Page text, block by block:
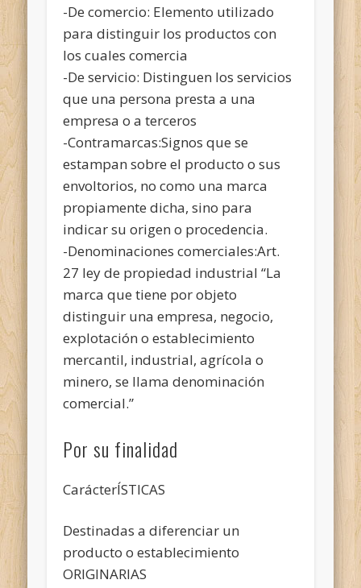
-De comercio: Elemento utilizado
para distinguir los productos con
los cuales comercia
-De servicio: Distinguen los servicios
que una persona presta a una
empresa o a terceros
-Contramarcas:Signos que se
estampan sobre el producto o sus
envoltorios, no como una marca
propiamente dicha, sino para
indicar su origen o procedencia.
-Denominaciones comerciales:Art.
27 ley de propiedad industrial “La
marca que tiene por objeto
distinguir una empresa, negocio,
explotación o establecimiento
mercantil, industrial, agrícola o
minero, se llama denominación
comercial.”
Por su finalidad
CarácterÍSTICAS
Destinadas a diferenciar un
producto o establecimiento
ORIGINARIAS